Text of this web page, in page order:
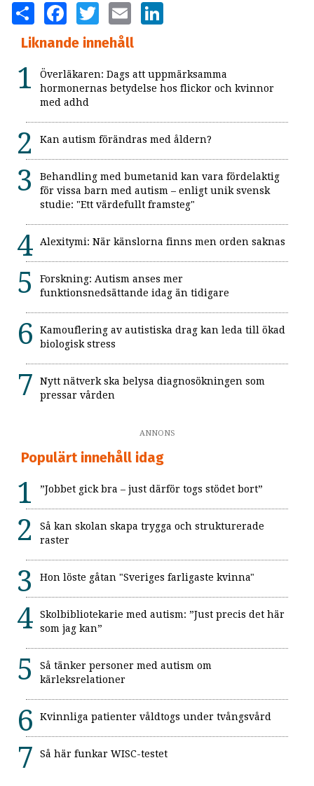
SHARE FACEBOOKTWITTER EMAIL
Liknande innehåll
Överläkaren: Dags att uppmärksamma
hormonernas betydelse hos flickor och kvinnor
med adhd
Kan autism förändras med åldern?
Behandling med bumetanid kan vara fördelaktig
för vissa barn med autism – enligt unik svensk
studie: "Ett värdefullt framsteg"
Alexitymi: När känslorna finns men orden saknas
Forskning: Autism anses mer
funktionsnedsättande idag än tidigare
Kamouflering av autistiska drag kan leda till ökad
biologisk stress
Nytt nätverk ska belysa diagnosökningen som
pressar vården
ANNONS
Populärt innehåll idag
”Jobbet gick bra – just därför togs stödet bort”
Så kan skolan skapa trygga och strukturerade
raster
Hon löste gåtan "Sveriges farligaste kvinna"
Skolbibliotekarie med autism: ”Just precis det här
som jag kan”
Så tänker personer med autism om
kärleksrelationer
Kvinnliga patienter våldtogs under tvångsvård
Så här funkar WISC-testet